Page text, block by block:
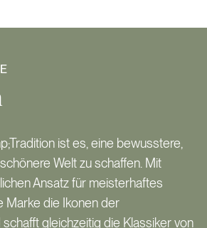
ist es, eine bewusstere,
Welt zu schaffen. Mit
Ansatz für meisterhaftes
Marke die Ikonen der
gleichzeitig die Klassiker von